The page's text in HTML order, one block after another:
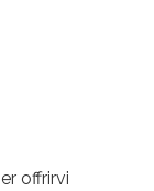
offrirvi